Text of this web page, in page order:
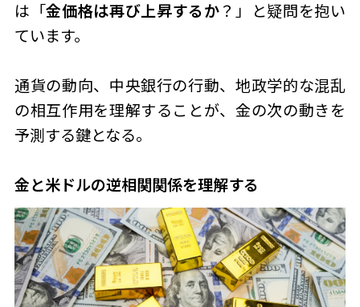
は「金価格は再び上昇するか ？」と疑問を抱い
ています。
通貨の動向、中央銀行の行動、地政学的な混乱
の相互作用を理解することが、金の次の動きを
予測する鍵となる。
金と米ドルの逆相関関係を理解する